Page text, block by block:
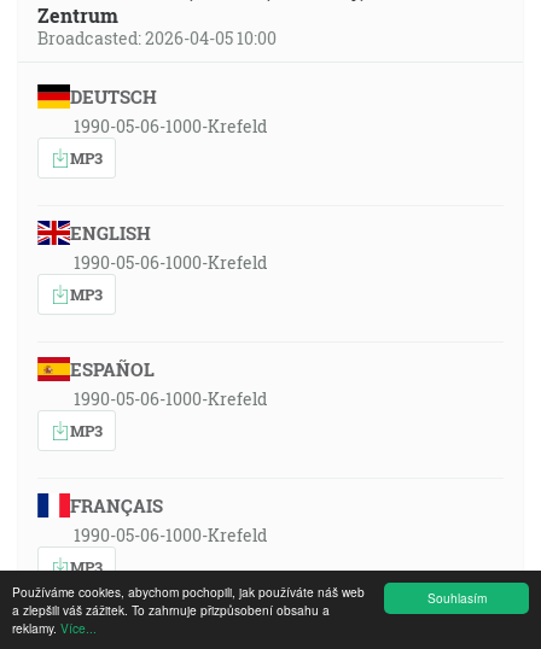
Souhlasím
Používáme cookies, abychom pochopili, jak používáte náš web
a zlepšili váš zážitek. To zahrnuje přizpůsobení obsahu a
reklamy. Více...
Zentrum
Broadcasted: 2026-04-05 10:00
DEUTSCH
1990-05-06-1000-Krefeld
MP3
ENGLISH
1990-05-06-1000-Krefeld
MP3
ESPAÑOL
1990-05-06-1000-Krefeld
MP3
FRANÇAIS
1990-05-06-1000-Krefeld
MP3